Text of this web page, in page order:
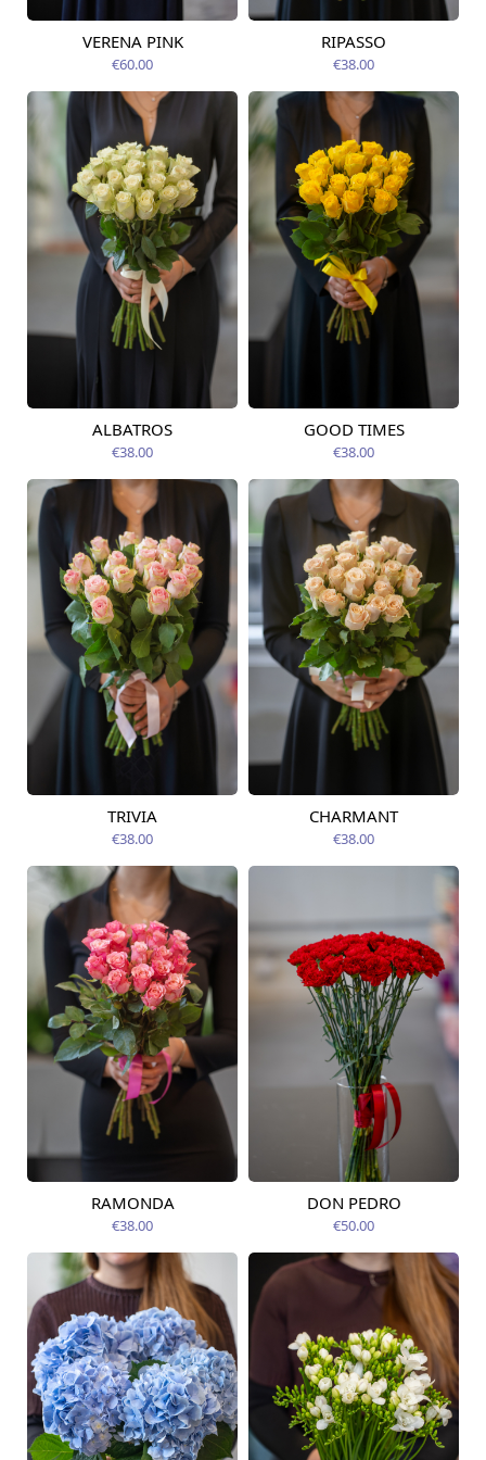
Pieejams šodien
VERENA PINK
€60.00
Pieejams šodien
RIPASSO
€38.00
Pieejams šodien
ALBATROS
€38.00
Pieejams šodien
GOOD TIMES
€38.00
Pieejams šodien
TRIVIA
€38.00
Pieejams šodien
CHARMANT
€38.00
Pieejams šodien
RAMONDA
€38.00
Pieejams šodien
DON PEDRO
€50.00